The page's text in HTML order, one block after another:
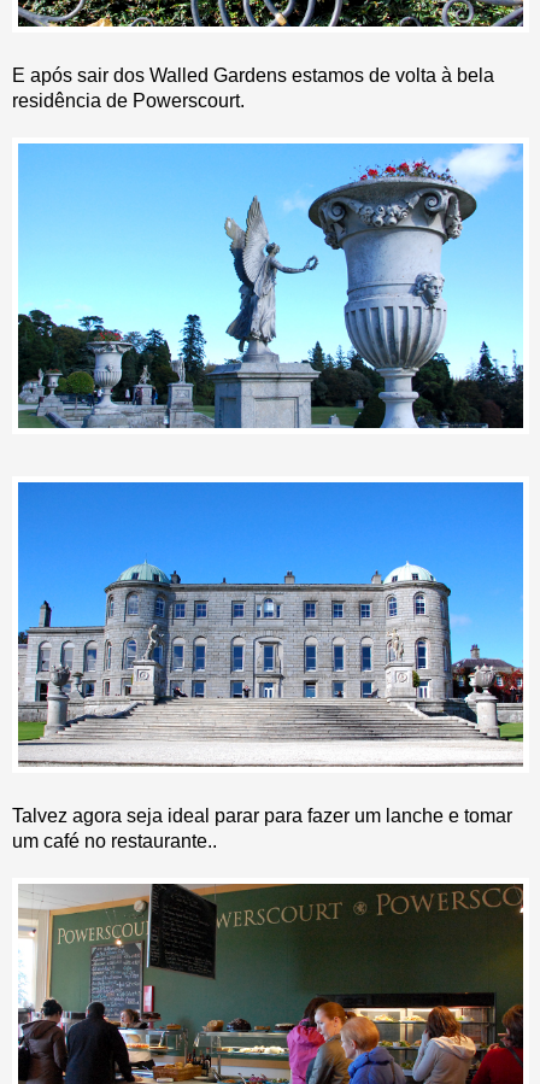
E após sair dos Walled Gardens estamos de volta à bela
residência de Powerscourt.
Talvez agora seja ideal parar para fazer um lanche e tomar
um café no restaurante..